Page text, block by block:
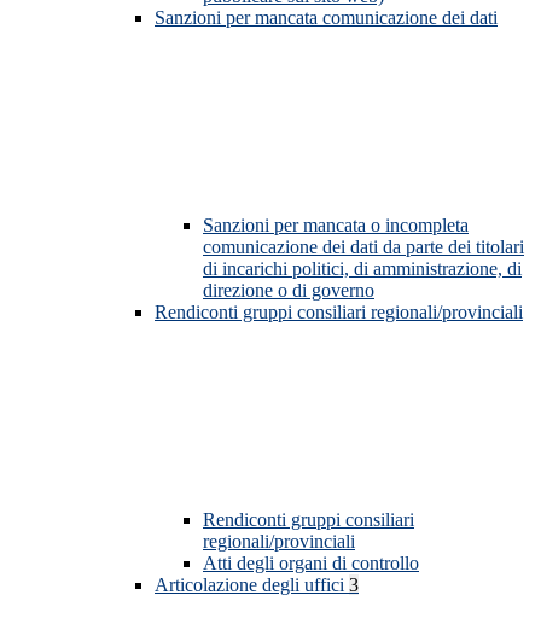
Sanzioni per mancata comunicazione dei dati
Sanzioni per mancata o incompleta
comunicazione dei dati da parte dei titolari
di incarichi politici, di amministrazione, di
direzione o di governo
Rendiconti gruppi consiliari regionali/provinciali
Rendiconti gruppi consiliari
regionali/provinciali
Atti degli organi di controllo
Articolazione degli uffici 3